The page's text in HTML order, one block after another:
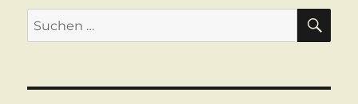
Suchen
nach: